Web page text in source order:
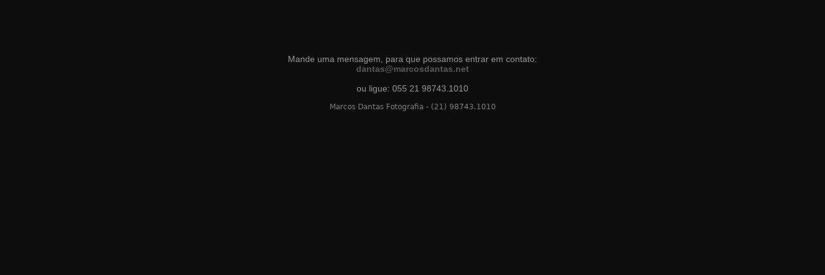
Mande uma mensagem, para que possamos entrar em contato:
dantas@marcosdantas.net
ou ligue: 055 21 98743.1010
Marcos Dantas Fotografia - (21) 98743.1010